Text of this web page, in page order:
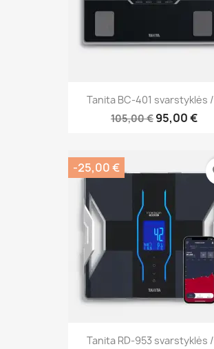
Tanita BC-401 svarstyklės
105,00 € 95,00 €
Tanita RD-953 svarstyklės
-25,00 €